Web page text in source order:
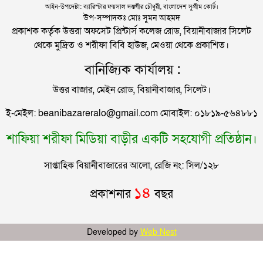
নিরাপত্তা ঝুঁকি
সিলেটের সাবেক মন্ত্রী-এমপিরা কে কোথায়?
জুলাই আন্দোলন ছাত্র-জনতার বীরত্বের স্মারকস্তম্ভ:
বিয়ানীবাজারের ইউএনও
সিলেটে সড়ক দুর্ঘটনায় প্রাণ গেল যুবকের
ইউনূসকে সঙ্গে নিয়ে জুলাই স্মৃতি জাদুঘর উদ্বোধন করলেন
সিলেটে আরও দুইজনের মৃত্যু, হাসপাতালে ৩ শতাধিক
আইন-উপদেষ্টা: ব্যারিস্টার ফয়সাল দস্তগীর চৌধুরী, বাংলাদেশ সুপ্রীম কোর্ট।
উপ-সম্পাদকঃ মোঃ সুমন আহমদ
প্রকাশক কর্তৃক উত্তরা অফসেট প্রিন্টার্স কলেজ রোড, বিয়ানীবাজার সিলেট
থেকে মুদ্রিত ও শরীফা বিবি হাউজ, মেওয়া থেকে প্রকাশিত।
বানিজ্যিক কার্যালয় :
উত্তর বাজার, মেইন রোড, বিয়ানীবাজার, সিলেট।
ই-মেইল: beanibazareralo@gmail.com মোবাইল: ০১৮১৯-৫৬৪৮৮১
শাফিয়া শরীফা মিডিয়া বাড়ীর একটি সহযোগী প্রতিষ্ঠান।
সাপ্তাহিক বিয়ানীবাজারের আলো, রেজি নং: সিল/১২৮
প্রকাশনার ১৪ বছর
Developed by Web Nest